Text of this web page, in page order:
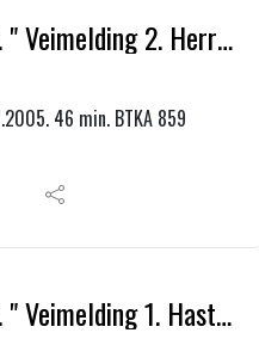
Gunnar Holth. " Veimelding 2. Herrens vei i frelses historien "
46 min. BTKA 859
Gunnar Holth. " Veimelding 1. Hastemelding-Personlig melding-Omfattende melding "